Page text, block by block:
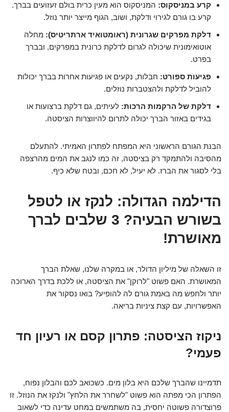
קרע במניסקוס: המניסקוס הוא מעין כרית בולם זעזועים בברך.
קרע בו גורם לגירוי ודלקת, ושוב, הגוף מייצר יותר נוזל.
דלקת מפרקים שגרונית (ראומטואיד ארתריטיס): מחלה
אוטואימונית שיכולה לגרום לדלקת כרונית במפרקים, ובברך
בפרט.
פגיעות ספורט: חבלות, נקעים או פגיעות אחרות בברך יכולות
להוביל לדלקת ולהצטברות נוזלים.
דלקת של הרקמות הרכות: לעיתים, גם דלקת ברצועות או
בגידים באזור הברך יכולה לתרום להיווצרות הציסטה.
הבנת הגורם הראשוני היא המפתח לפתרון האמיתי. להתעלם
מהסיבה ולהתמקד רק בציסטה, זה כמו לנגב את המים מהרצפה
בלי לסגור את הברז. לא יעיל, לא חכם, ובטח שלא כיף.
הדילמה הגדולה: לנקז או לטפל
בשורש הבעיה? 3 שלבים לברך
מאושרת!
זו השאלה של מיליון הדולר, או במקרה שלנו, שאלת הברך
המאושרת. האם פשוט "לרוקן" את הציסטה, או ללכת בדרך הארוכה
יותר ולחפש מה באמת גורם לה להופיע? בואו נסקור את
האפשרויות, עם קצת ציניות בריאה.
ניקוז הציסטה: פתרון קסם או רעיון חד
פעמי?
תדמיינו שהברך שלכם היא בלון מים. כשכואב לכם והבלון נפוח,
הפתרון הכי מפתה הוא פשוט "לשחרר את הלחץ" ולנקז את הנוזל. זו
פרוצדורה פשוטה יחסית, בה משתמשים במחט עדינה כדי לשאוב